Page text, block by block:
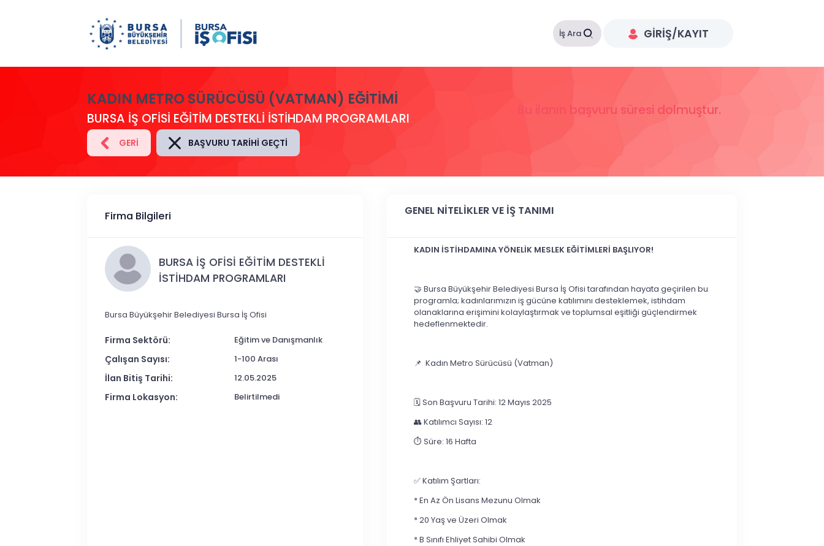
İş Ara GIRIŞ/KAYIT
KADIN METRO SÜRÜCÜSÜ (VATMAN) EĞITIMI
BURSA İŞ OFİSİ EĞİTİM DESTEKLİ İSTİHDAM PROGRAMLARI Bu ilanın başvuru süresi dolmuştur.
GERI BAŞVURU TARIHI GEÇTI
Firma Bilgileri
BURSA İŞ OFİSİ EĞİTİM DESTEKLİ
İSTİHDAM PROGRAMLARI
Bursa Büyükşehir Belediyesi Bursa İş Ofisi
Firma Sektörü: Eğitim ve Danışmanlık
Çalışan Sayısı: 1-100 Arası
İlan Bitiş Tarihi: 12.05.2025
Firma Lokasyon: Belirtilmedi
GENEL NİTELİKLER VE İŞ TANIMI
KADIN İSTİHDAMINA YÖNELİK MESLEK EĞİTİMLERİ BAŞLIYOR!
🤝 Bursa Büyükşehir Belediyesi Bursa İş Ofisi tarafından hayata geçirilen bu
programla; kadınlarımızın iş gücüne katılımını desteklemek, istihdam
olanaklarına erişimini kolaylaştırmak ve toplumsal eşitliği güçlendirmek
hedeflenmektedir.
📌 Kadın Metro Sürücüsü (Vatman)
🗓️ Son Başvuru Tarihi: 12 Mayıs 2025
👥 Katılımcı Sayısı: 12
⏱️ Süre: 16 Hafta
✅ Katılım Şartları:
* En Az Ön Lisans Mezunu Olmak
* 20 Yaş ve Üzeri Olmak
* B Sınıfı Ehliyet Sahibi Olmak